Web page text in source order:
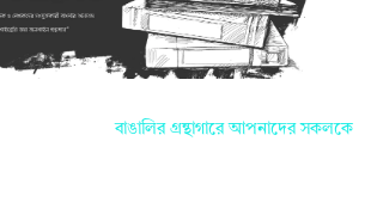
বাঙালির গ্রন্থাগারে আপনাদের সকলকে জানাই